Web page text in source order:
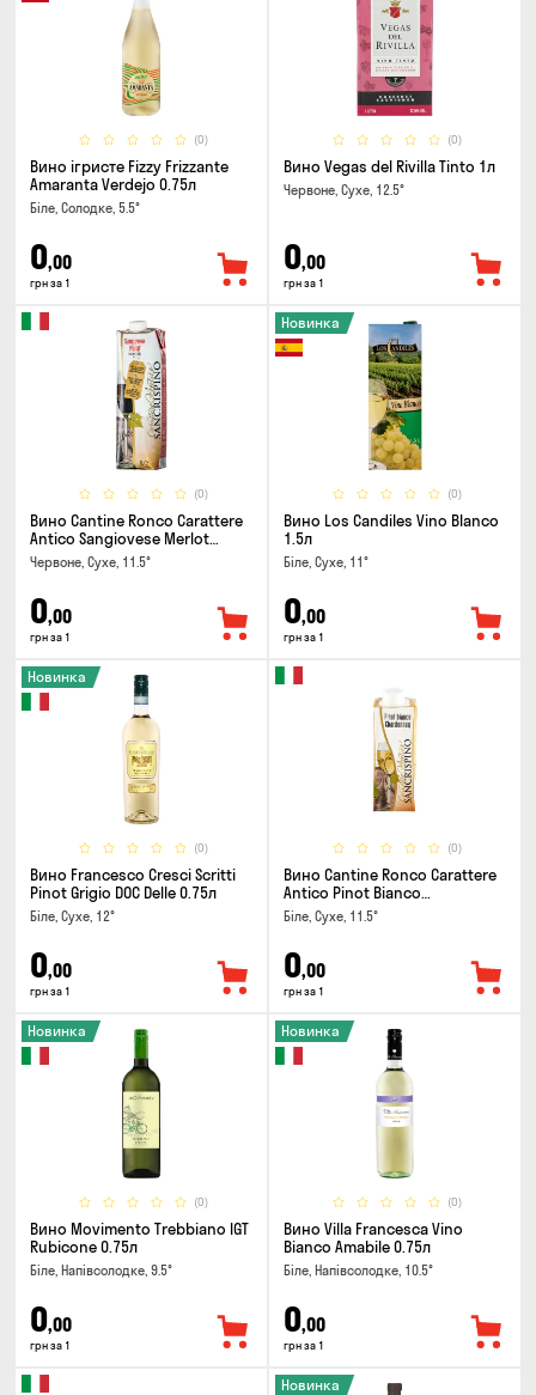
(0)
Вино ігристе Fizzy Frizzante
Amaranta Verdejo 0.75л
Біле, Солодке, 5.5°
0,00
грн за 1
(0)
Вино Vegas del Rivilla Tinto 1л
Червоне, Сухе, 12.5°
0,00
грн за 1
(0)
Вино Cantine Ronco Carattere
Antico Sangiovese Merlot
Rubicone IGT 1л
Червоне, Сухе, 11.5°
0,00
грн за 1
(0)
Новинка
Вино Los Candiles Vino Blanco
1.5л
Біле, Сухе, 11°
0,00
грн за 1
(0)
Новинка
Вино Francesco Cresci Scritti
Pinot Grigio DOC Delle 0.75л
Біле, Сухе, 12°
0,00
грн за 1
(0)
Вино Cantine Ronco Carattere
Antico Pinot Bianco
Chardonnay Rubicone IGT 0.25л
Біле, Сухе, 11.5°
0,00
грн за 1
(0)
Новинка
Вино Movimento Trebbiano IGT
Rubicone 0.75л
Біле, Напівсолодке, 9.5°
0,00
грн за 1
(0)
Новинка
Вино Villa Francesca Vino
Bianco Amabile 0.75л
Біле, Напівсолодке, 10.5°
0,00
грн за 1
Новинка